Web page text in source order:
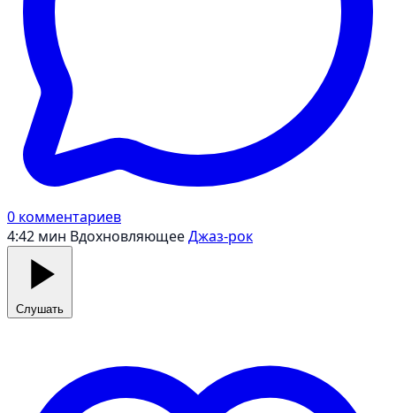
0 комментариев
4:42 мин ВдохновляющееДжаз-рок
Слушать